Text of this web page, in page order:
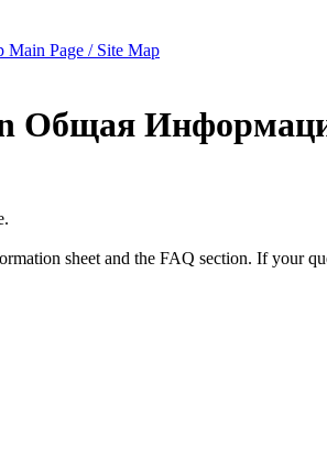
Main Page / Site Map
Общая
sheet and the FAQ section. If your